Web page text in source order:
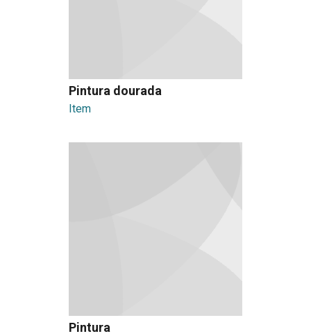
Pintura dourada
Item
Pintura